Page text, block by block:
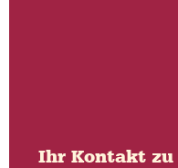
Ihr Kontakt zu